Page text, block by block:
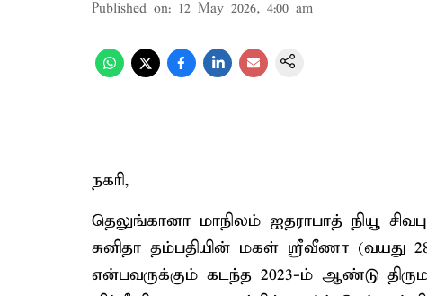
Published on: 12 May 2026, 4:00 am
நகரி,
தெலுங்கானா மாநிலம் ஐதராபாத் நியூ
சுனிதா தம்பதியின் மகள் ஸ்ரீவீணா (வயது
என்பவருக்கும் கடந்த 2023-ம் ஆண்டு